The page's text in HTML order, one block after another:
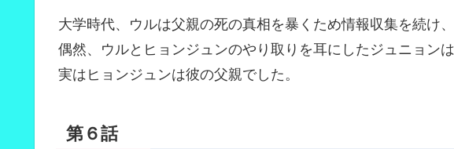
大学時代、ウルは父親の死の真相を暴くため情報収集を続け
偶然、ウルとヒョンジュンのやり取りを耳にしたジュニョン
実はヒョンジュンは彼の父親でした。
第６話